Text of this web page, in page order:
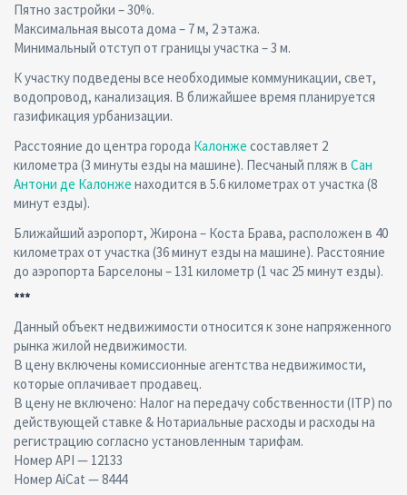
Пятно застройки – 30%.
Максимальная высота дома – 7 м, 2 этажа.
Минимальный отступ от границы участка – 3 м.
К участку подведены все необходимые коммуникации, свет,
водопровод, канализация. В ближайшее время планируется
газификация урбанизации.
Расстояние до центра города Калонже составляет 2
километра (3 минуты езды на машине). Песчаный пляж в Сан
Антони де Калонже находится в 5.6 километрах от участка (8
минут езды).
Ближайший аэропорт, Жирона – Коста Брава, расположен в 40
километрах от участка (36 минут езды на машине). Расстояние
до аэропорта Барселоны – 131 километр (1 час 25 минут езды).
***
Данный объект недвижимости относится к зоне напряженного
рынка жилой недвижимости.
В цену включены комиссионные агентства недвижимости,
которые оплачивает продавец.
В цену не включено: Налог на передачу собственности (ITP) по
действующей ставке & Нотариальные расходы и расходы на
регистрацию согласно установленным тарифам.
Номер API — 12133
Номер AiCat — 8444